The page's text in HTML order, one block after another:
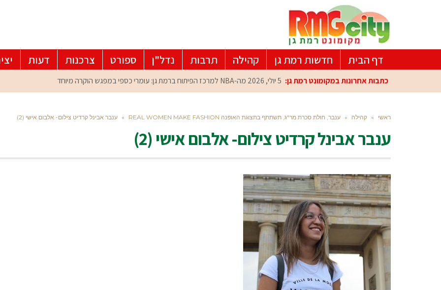
דף הבית חדשות רמת גן קהילה תרבות נדל"ן ספורט צרכנות דעות
כתבות אחרונות במקומונט רמת גן: 5 יולי, 2026 מה-NBA למרכז הפיתוח ברמת גן: עומרי כספי במפגש הוקרה מיוחד
ראשי » קהילה » ענבר, חולת סכרת מר"ג, תשתתף בתצוגת האופנה REAL WOMEN MAKE FASHION » ענבר אבינל קרדיט צילום- אלבום אישי (2)
ענבר אבינל קרדיט צילום- אלבום אישי (2)